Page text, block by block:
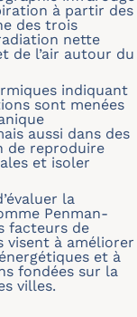
à partir des
des trois
nette
de l’air autour du
indiquant
sont menées
aussi dans des
de reproduire
et isoler
la
Penman-
facteurs de
visent à améliorer
et à
fondées sur la
villes.